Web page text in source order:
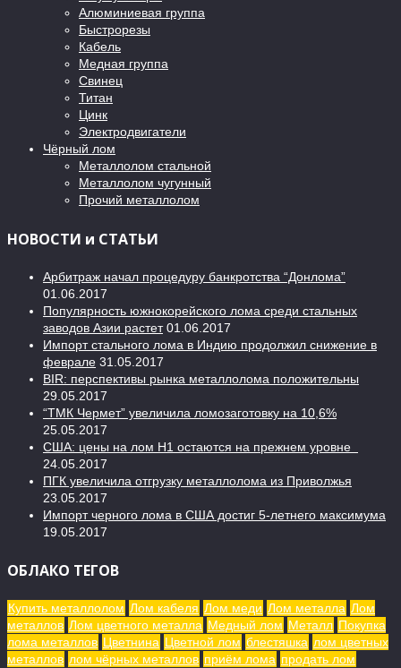
Алюминиевая группа
Быстрорезы
Кабель
Медная группа
Свинец
Титан
Цинк
Электродвигатели
Чёрный лом
Металлолом стальной
Металлолом чугунный
Прочий металлолом
НОВОСТИ и СТАТЬИ
Арбитраж начал процедуру банкротства “Донлома”
01.06.2017
Популярность южнокорейского лома среди стальных
заводов Азии растет 01.06.2017
Импорт стального лома в Индию продолжил снижение в
феврале 31.05.2017
BIR: перспективы рынка металлолома положительны
29.05.2017
“ТМК Чермет” увеличила ломозаготовку на 10,6%
25.05.2017
США: цены на лом H1 остаются на прежнем уровне
24.05.2017
ПГК увеличила отгрузку металлолома из Приволжья
23.05.2017
Импорт черного лома в США достиг 5-летнего максимума
19.05.2017
ОБЛАКО ТЕГОВ
Купить металлолом Лом кабеля Лом меди Лом металла Лом
металлов Лом цветного металла Медный лом Металл Покупка
лома металлов Цветнина Цветной лом блестяшка лом цветных
металлов лом чёрных металлов приём лома продать лом